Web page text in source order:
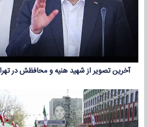
آخرین تصویر از شهید هنیه و محافظش در